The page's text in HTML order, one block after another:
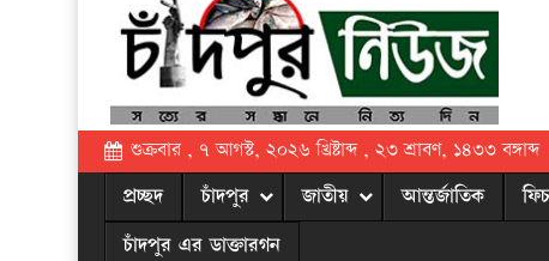
শুক্রবার , ৭ আগস্ট, ২০২৬ খ্রিষ্টাব্দ , ২৩ শ্রাবণ, ১৪৩৩ বঙ্গাব্দ
প্রচ্ছদ চাঁদপুর জাতীয় আন্তর্জাতিক
চাঁদপুর এর ডাক্তারগন